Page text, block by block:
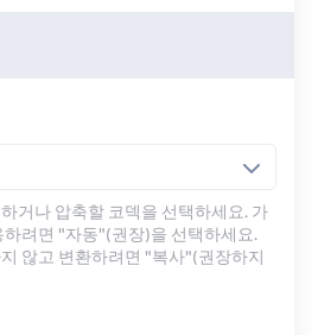
거나 압축할 코덱을 선택하세요. 가
하려면 "자동"(권장)을 선택하세요.
않고 변환하려면 "복사"(권장하지